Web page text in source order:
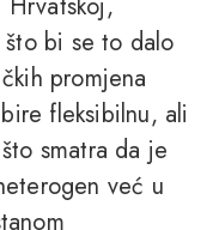
bi se to dalo
promjena
fleksibilnu, ali
smatra da je
već u